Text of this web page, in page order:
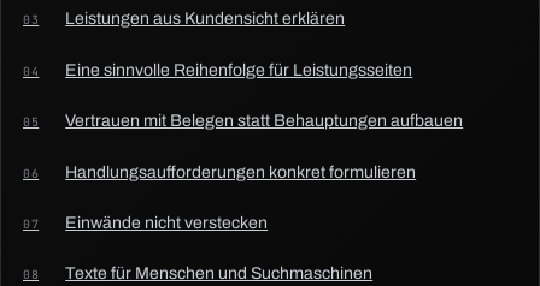
Leistungen aus Kundensicht erklären
Eine sinnvolle Reihenfolge für Leistungsseiten
Vertrauen mit Belegen statt Behauptungen aufbauen
Handlungsaufforderungen konkret formulieren
Einwände nicht verstecken
Texte für Menschen und Suchmaschinen